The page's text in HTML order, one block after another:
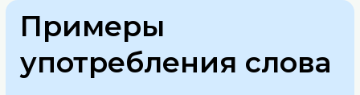
Примеры
употребления слова